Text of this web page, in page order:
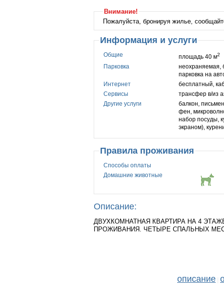
Внимание!
Пожалуйста, бронируя жилье,
Информация и услуги
Общие площадь 40 м2
Парковка
неохраняемая,
парковка на
Интернет
бесплатный,
Сервисы
трансфер в/из
Другие услуги
балкон,
фен,
набор посуды,
экраном),
Правила проживания
Способы оплаты
Домашние животные
Описание:
ДВУХКОМНАТНАЯ КВАРТИРА НА 4
ПРОЖИВАНИЯ. ЧЕТЫРЕ СПАЛЬНЫХ
описание